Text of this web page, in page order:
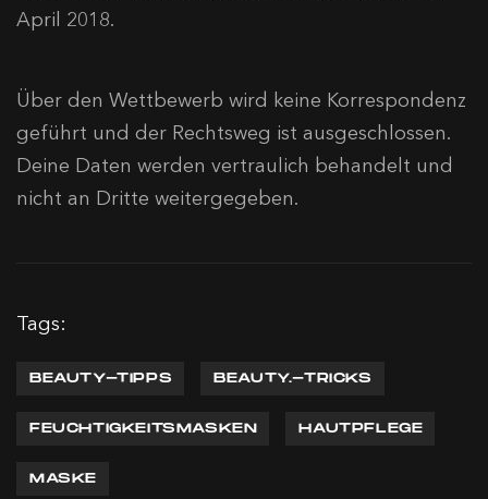
April 2018.
Über den Wettbewerb wird keine Korrespondenz
geführt und der Rechtsweg ist ausgeschlossen.
Deine Daten werden vertraulich behandelt und
nicht an Dritte weitergegeben.
Tags:
BEAUTY-TIPPS BEAUTY.-TRICKS
FEUCHTIGKEITSMASKEN HAUTPFLEGE
MASKE